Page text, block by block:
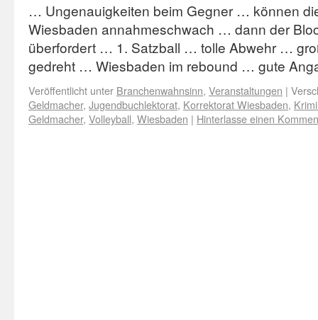
… Ungenauigkeiten beim Gegner … können
Wiesbaden annahmeschwach … dann der
überfordert … 1. Satzball … tolle Abwehr …
gedreht … Wiesbaden im rebound … gute
Veröffentlicht unter Branchenwahnsinn, Veranstaltungen |
Geldmacher, Jugendbuchlektorat, Korrektorat Wiesbaden,
Geldmacher, Volleyball, Wiesbaden | Hinterlasse einen